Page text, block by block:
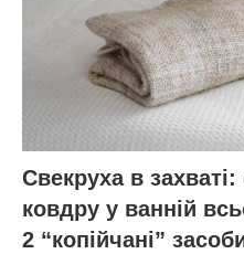
Свекруха в
ковдру у ванній
2 “копійчані”